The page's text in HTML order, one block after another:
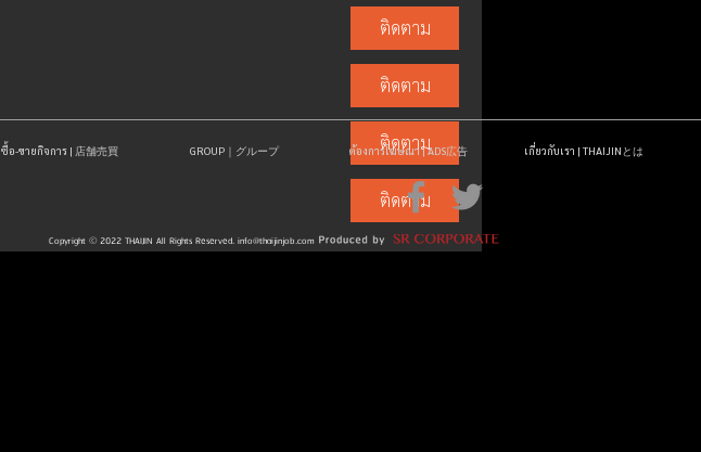
ติดตาม
ติดตาม
ติดตาม
ติดตาม
ซื้อ-ขายกิจการ | 店舗売買 GROUP｜グループ ต้องการโฆษณา | ADS広告 เกี่ยวกับเรา | THAIJINとは
Copyright © 2022 THAIJIN All Rights Reserved. info@thaijinjob.com